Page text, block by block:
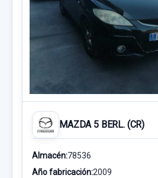
MAZDA 5 BERL. (CR)
Almacén:78536
Año fabricación:2009